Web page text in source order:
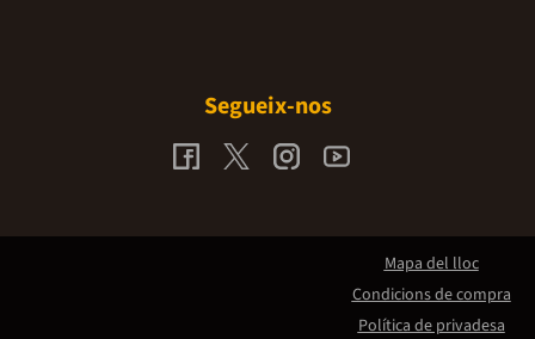
Segueix-nos
Mapa del lloc
Condicions de compra
Política de privadesa